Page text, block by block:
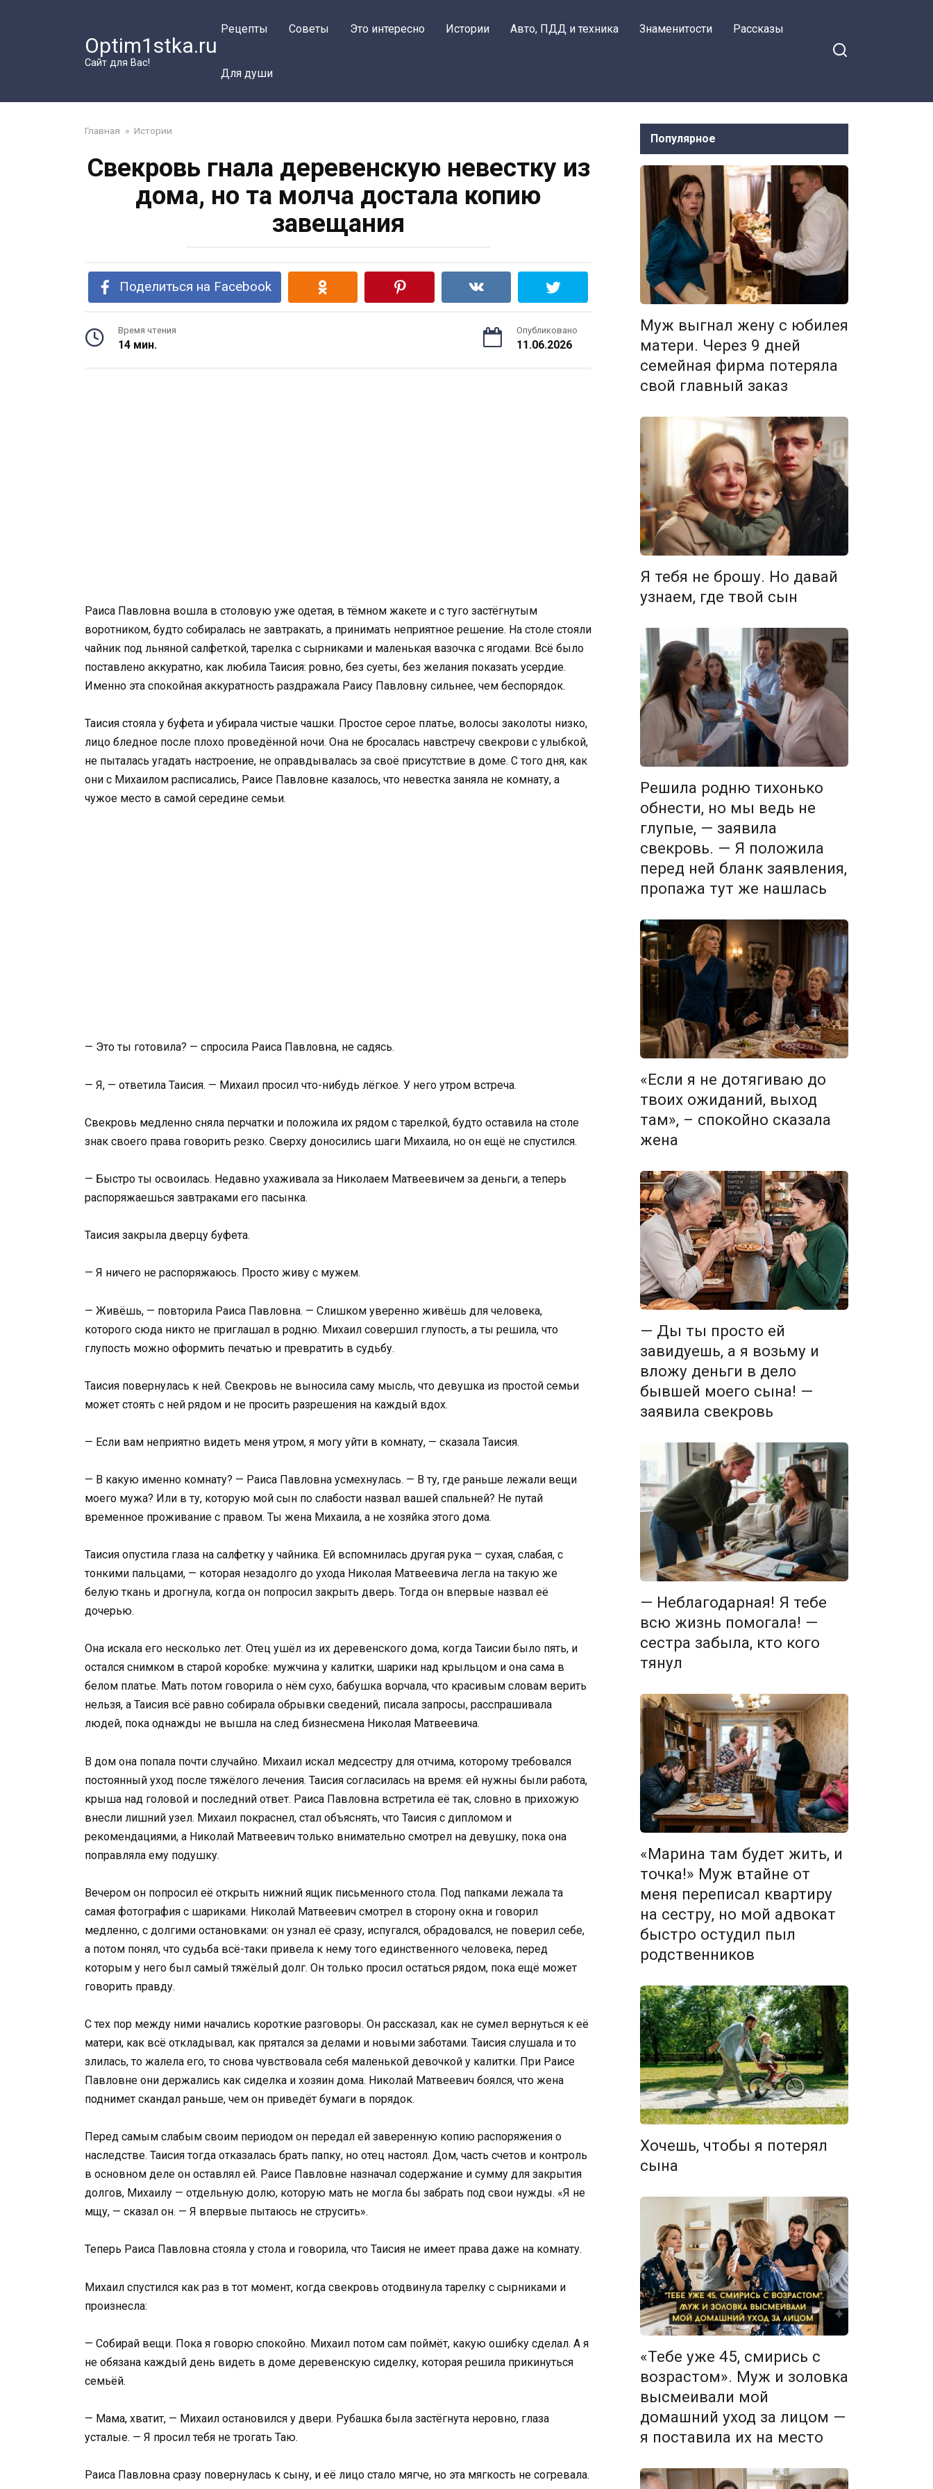
Optim1stka.ru
Сайт для Вас!
Рецепты Советы Это интересно Истории Авто, ПДД и техника Знаменитости Рассказы
Для души
Главная » Истории
Свекровь гнала деревенскую невестку из
дома, но та молча достала копию
завещания
Поделиться на Facebook
Время чтения
14 мин.
Опубликовано
11.06.2026
Раиса Павловна вошла в столовую уже одетая, в тёмном жакете и с туго застёгнутым
воротником, будто собиралась не завтракать, а принимать неприятное решение. На столе стояли
чайник под льняной салфеткой, тарелка с сырниками и маленькая вазочка с ягодами. Всё было
поставлено аккуратно, как любила Таисия: ровно, без суеты, без желания показать усердие.
Именно эта спокойная аккуратность раздражала Раису Павловну сильнее, чем беспорядок.
Таисия стояла у буфета и убирала чистые чашки. Простое серое платье, волосы заколоты низко,
лицо бледное после плохо проведённой ночи. Она не бросалась навстречу свекрови с улыбкой,
не пыталась угадать настроение, не оправдывалась за своё присутствие в доме. С того дня, как
они с Михаилом расписались, Раисе Павловне казалось, что невестка заняла не комнату, а
чужое место в самой середине семьи.
— Это ты готовила? — спросила Раиса Павловна, не садясь.
— Я, — ответила Таисия. — Михаил просил что-нибудь лёгкое. У него утром встреча.
Свекровь медленно сняла перчатки и положила их рядом с тарелкой, будто оставила на столе
знак своего права говорить резко. Сверху доносились шаги Михаила, но он ещё не спустился.
— Быстро ты освоилась. Недавно ухаживала за Николаем Матвеевичем за деньги, а теперь
распоряжаешься завтраками его пасынка.
Таисия закрыла дверцу буфета.
— Я ничего не распоряжаюсь. Просто живу с мужем.
— Живёшь, — повторила Раиса Павловна. — Слишком уверенно живёшь для человека,
которого сюда никто не приглашал в родню. Михаил совершил глупость, а ты решила, что
глупость можно оформить печатью и превратить в судьбу.
Таисия повернулась к ней. Свекровь не выносила саму мысль, что девушка из простой семьи
может стоять с ней рядом и не просить разрешения на каждый вдох.
— Если вам неприятно видеть меня утром, я могу уйти в комнату, — сказала Таисия.
— В какую именно комнату? — Раиса Павловна усмехнулась. — В ту, где раньше лежали вещи
моего мужа? Или в ту, которую мой сын по слабости назвал вашей спальней? Не путай
временное проживание с правом. Ты жена Михаила, а не хозяйка этого дома.
Таисия опустила глаза на салфетку у чайника. Ей вспомнилась другая рука — сухая, слабая, с
тонкими пальцами, — которая незадолго до ухода Николая Матвеевича легла на такую же
белую ткань и дрогнула, когда он попросил закрыть дверь. Тогда он впервые назвал её
дочерью.
Она искала его несколько лет. Отец ушёл из их деревенского дома, когда Таисии было пять, и
остался снимком в старой коробке: мужчина у калитки, шарики над крыльцом и она сама в
белом платье. Мать потом говорила о нём сухо, бабушка ворчала, что красивым словам верить
нельзя, а Таисия всё равно собирала обрывки сведений, писала запросы, расспрашивала
людей, пока однажды не вышла на след бизнесмена Николая Матвеевича.
В дом она попала почти случайно. Михаил искал медсестру для отчима, которому требовался
постоянный уход после тяжёлого лечения. Таисия согласилась на время: ей нужны были работа,
крыша над головой и последний ответ. Раиса Павловна встретила её так, словно в прихожую
внесли лишний узел. Михаил покраснел, стал объяснять, что Таисия с дипломом и
рекомендациями, а Николай Матвеевич только внимательно смотрел на девушку, пока она
поправляла ему подушку.
Вечером он попросил её открыть нижний ящик письменного стола. Под папками лежала та
самая фотография с шариками. Николай Матвеевич смотрел в сторону окна и говорил
медленно, с долгими остановками: он узнал её сразу, испугался, обрадовался, не поверил себе,
а потом понял, что судьба всё-таки привела к нему того единственного человека, перед
которым у него был самый тяжёлый долг. Он только просил остаться рядом, пока ещё может
говорить правду.
С тех пор между ними начались короткие разговоры. Он рассказал, как не сумел вернуться к её
матери, как всё откладывал, как прятался за делами и новыми заботами. Таисия слушала и то
злилась, то жалела его, то снова чувствовала себя маленькой девочкой у калитки. При Раисе
Павловне они держались как сиделка и хозяин дома. Николай Матвеевич боялся, что жена
поднимет скандал раньше, чем он приведёт бумаги в порядок.
Перед самым слабым своим периодом он передал ей заверенную копию распоряжения о
наследстве. Таисия тогда отказалась брать папку, но отец настоял. Дом, часть счетов и контроль
в основном деле он оставлял ей. Раисе Павловне назначал содержание и сумму для закрытия
долгов, Михаилу — отдельную долю, которую мать не могла бы забрать под свои нужды. «Я не
мщу, — сказал он. — Я впервые пытаюсь не струсить».
Теперь Раиса Павловна стояла у стола и говорила, что Таисия не имеет права даже на комнату.
Михаил спустился как раз в тот момент, когда свекровь отодвинула тарелку с сырниками и
произнесла:
— Собирай вещи. Пока я говорю спокойно. Михаил потом сам поймёт, какую ошибку сделал. А я
не обязана каждый день видеть в доме деревенскую сиделку, которая решила прикинуться
семьёй.
— Мама, хватит, — Михаил остановился у двери. Рубашка была застёгнута неровно, глаза
усталые. — Я просил тебя не трогать Таю.
Раиса Павловна сразу повернулась к сыну, и её лицо стало мягче, но эта мягкость не согревала.
Популярное
Муж выгнал жену с юбилея
матери. Через 9 дней
семейная фирма потеряла
свой главный заказ
Я тебя не брошу. Но давай
узнаем, где твой сын
Решила родню тихонько
обнести, но мы ведь не
глупые, — заявила
свекровь. — Я положила
перед ней бланк заявления,
пропажа тут же нашлась
«Если я не дотягиваю до
твоих ожиданий, выход
там», – спокойно сказала
жена
— Ды ты просто ей
завидуешь, а я возьму и
вложу деньги в дело
бывшей моего сына! —
заявила свекровь
— Неблагодарная! Я тебе
всю жизнь помогала! —
сестра забыла, кто кого
тянул
«Марина там будет жить, и
точка!» Муж втайне от
меня переписал квартиру
на сестру, но мой адвокат
быстро остудил пыл
родственников
Хочешь, чтобы я потерял
сына
«Тебе уже 45, смирись с
возрастом». Муж и золовка
высмеивали мой
домашний уход за лицом —
я поставила их на место